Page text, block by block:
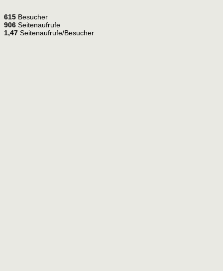
615 Besucher
906 Seitenaufrufe
1,47 Seitenaufrufe/Besucher